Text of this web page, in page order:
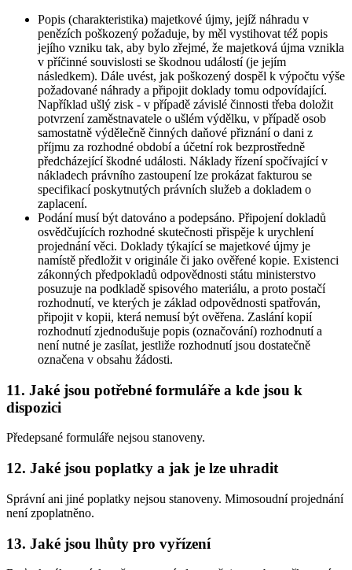
Popis (charakteristika) majetkové újmy, jejíž náhradu v
penězích poškozený požaduje, by měl vystihovat též popis
jejího vzniku tak, aby bylo zřejmé, že majetková újma vznikla
v příčinné souvislosti se škodnou událostí (je jejím
následkem). Dále uvést, jak poškozený dospěl k výpočtu výše
požadované náhrady a připojit doklady tomu odpovídající.
Například ušlý zisk - v případě závislé činnosti třeba doložit
potvrzení zaměstnavatele o ušlém výdělku, v případě osob
samostatně výdělečně činných daňové přiznání o dani z
příjmu za rozhodné období a účetní rok bezprostředně
předcházející škodné události. Náklady řízení spočívající v
nákladech právního zastoupení lze prokázat fakturou se
specifikací poskytnutých právních služeb a dokladem o
zaplacení.
Podání musí být datováno a podepsáno. Připojení dokladů
osvědčujících rozhodné skutečnosti přispěje k urychlení
projednání věci. Doklady týkající se majetkové újmy je
namístě předložit v originále či jako ověřené kopie. Existenci
zákonných předpokladů odpovědnosti státu ministerstvo
posuzuje na podkladě spisového materiálu, a proto postačí
rozhodnutí, ve kterých je základ odpovědnosti spatřován,
připojit v kopii, která nemusí být ověřena. Zaslání kopií
rozhodnutí zjednodušuje popis (označování) rozhodnutí a
není nutné je zasílat, jestliže rozhodnutí jsou dostatečně
označena v obsahu žádosti.
11. Jaké jsou potřebné formuláře a kde jsou k
dispozici
Předepsané formuláře nejsou stanoveny.
12. Jaké jsou poplatky a jak je lze uhradit
Správní ani jiné poplatky nejsou stanoveny. Mimosoudní projednání
není zpoplatněno.
13. Jaké jsou lhůty pro vyřízení